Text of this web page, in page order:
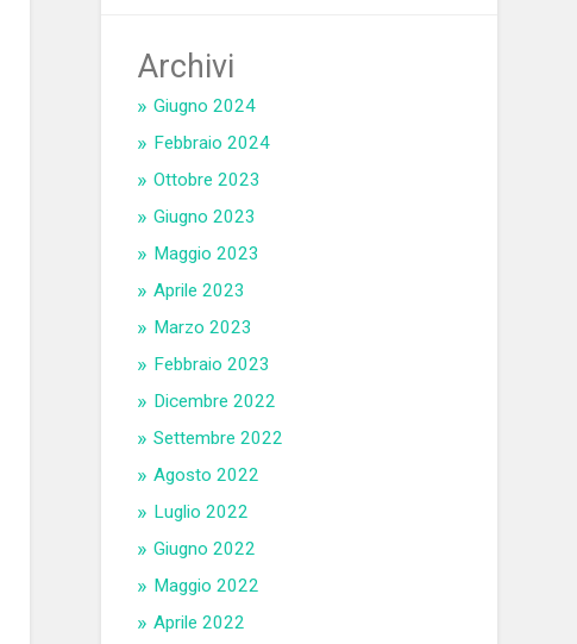
Archivi
Giugno 2024
Febbraio 2024
Ottobre 2023
Giugno 2023
Maggio 2023
Aprile 2023
Marzo 2023
Febbraio 2023
Dicembre 2022
Settembre 2022
Agosto 2022
Luglio 2022
Giugno 2022
Maggio 2022
Aprile 2022